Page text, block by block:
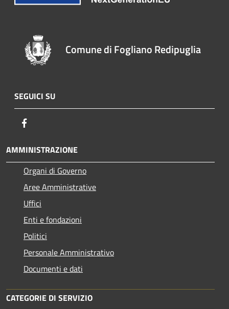
Comune di Fogliano Redipuglia
SEGUICI SU
AMMINISTRAZIONE
Organi di Governo
Aree Amministrative
Uffici
Enti e fondazioni
Politici
Personale Amministrativo
Documenti e dati
CATEGORIE DI SERVIZIO